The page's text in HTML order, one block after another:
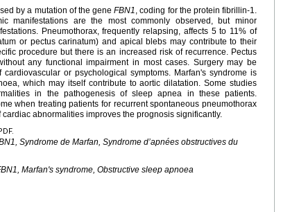
by a mutation of the geneFBN1, coding for the protein fibrillin-1.
manifestations are the most commonly observed, but minor
Pneumothorax, frequently relapsing, affects 5 to 11% of
or pectus carinatum) and apical blebs may contribute to their
procedure but there is an increased risk of recurrence. Pectus
any functional impairment in most cases. Surgery may be
or psychological symptoms. Marfan's syndrome is
which may itself contribute to aortic dilatation. Some studies
in the pathogenesis of sleep apnea in these patients.
when treating patients for recurrent spontaneous pneumothorax
abnormalities improves the prognosis significantly.
, Syndrome de Marfan, Syndrome d’apnées obstructives du
, Marfan's syndrome, Obstructive sleep apnoea